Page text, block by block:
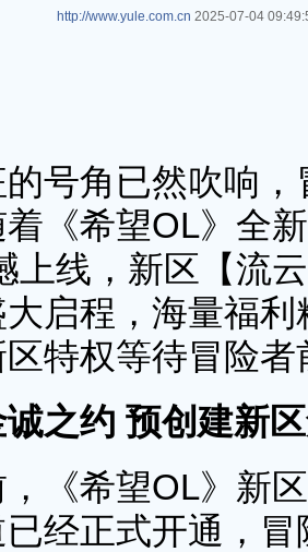
http://www.yule.com.cn 2025-07-04
角已然吹响，
《希望OL》全
上线，新区【流
大启程，海量福
特权等待冒险者
诚之约 预创建新
希望OL》新区
经正式开通，